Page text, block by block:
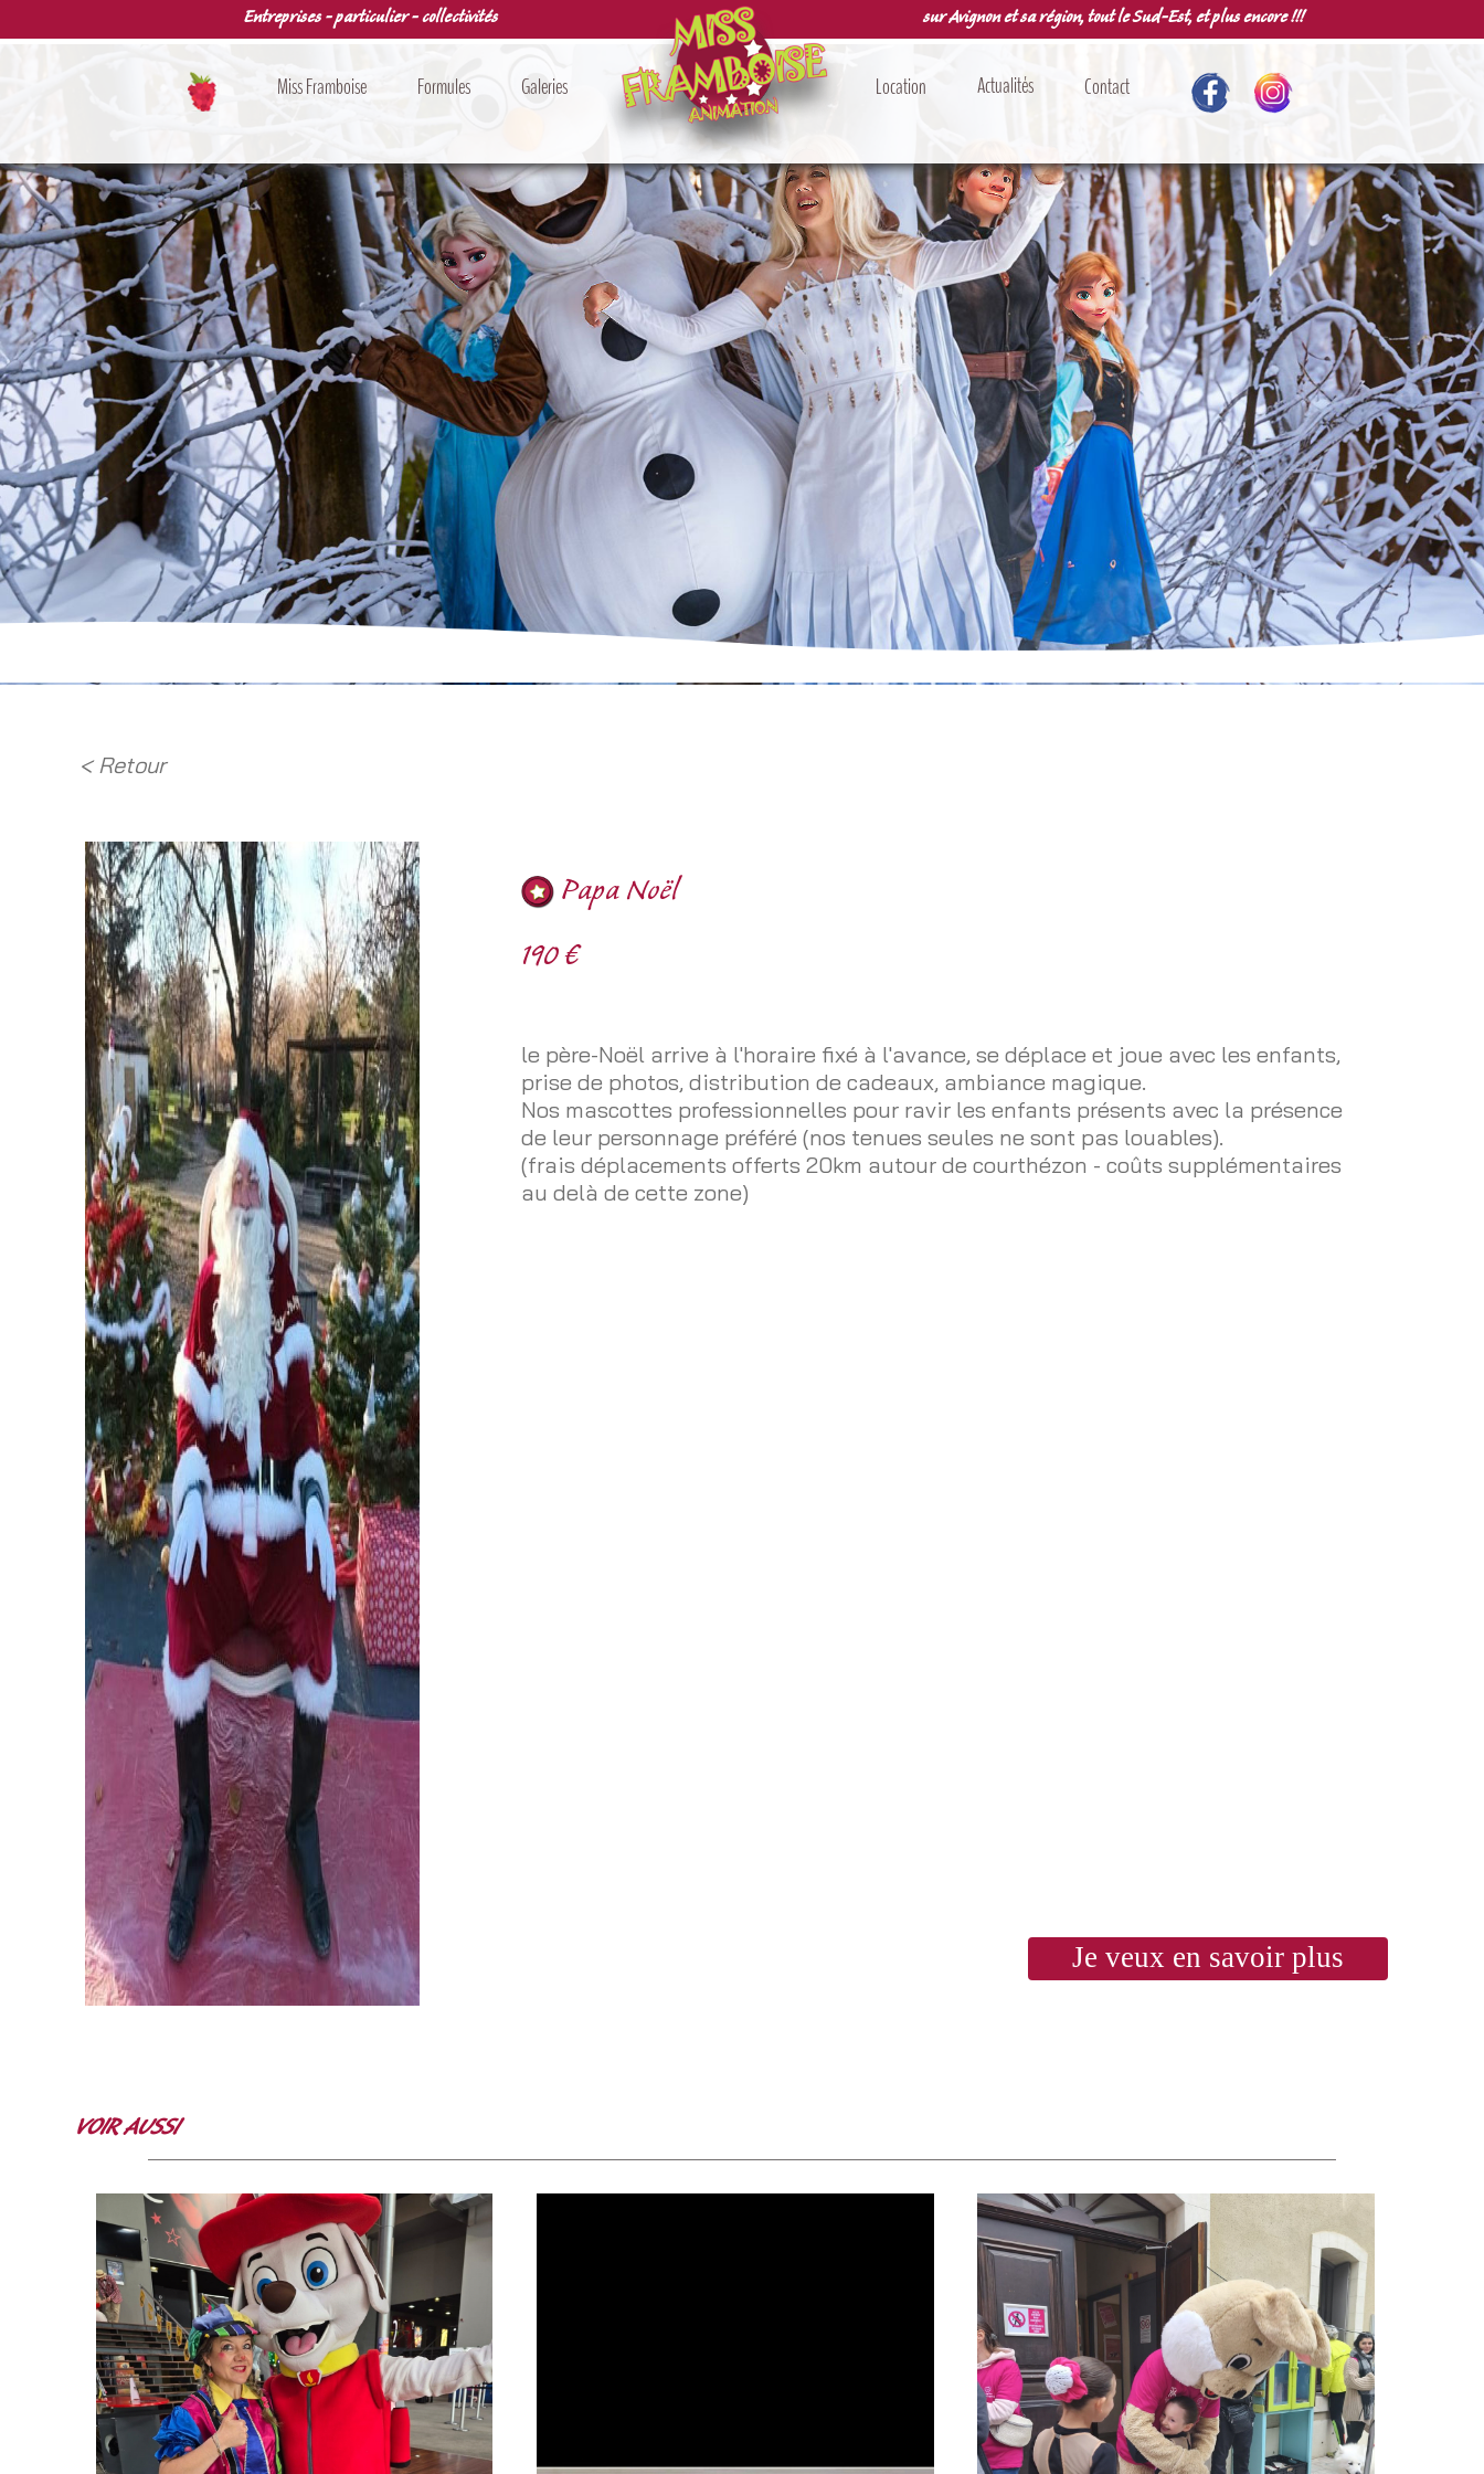
Entreprises - particulier - collectivités sur Avignon et sa région, tout le Sud-Est, et plus encore !!!
Miss Framboise Formules Galeries Location Actualités Contact
< Retour
Papa Noël
190 €
le père-Noël arrive à l'horaire fixé à l'avance, se déplace et joue avec les enfants,
prise de photos, distribution de cadeaux, ambiance magique.
Nos mascottes professionnelles pour ravir les enfants présents avec la présence
de leur personnage préféré (nos tenues seules ne sont pas louables).
(frais déplacements offerts 20km autour de courthézon - coûts supplémentaires
au delà de cette zone)
Je veux en savoir plus
VOIR AUSSI